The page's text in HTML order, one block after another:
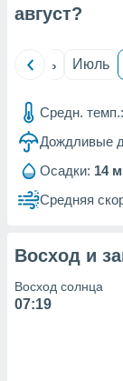
рекламы
сведения
1199
август?
Июнь Июль
Средн. темп.:
Дождливые
Осадки: 14
Средняя
Восход и
Восход солнца
07:19